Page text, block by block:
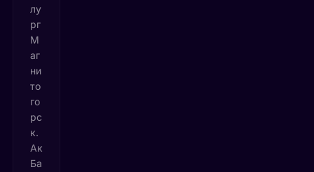
лу
рг
М
аг
ни
то
го
рс
к.
Ак
Ба